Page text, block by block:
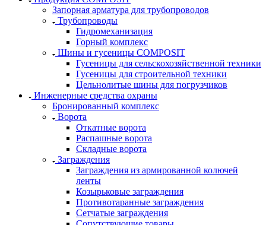
Запорная арматура для трубопроводов
Трубопроводы
Гидромеханизация
Горный комплекс
Шины и гусеницы COMPOSIT
Гусеницы для сельскохозяйственной техники
Гусеницы для строительной техники
Цельнолитые шины для погрузчиков
Инженерные средства охраны
Бронированный комплекс
Ворота
Откатные ворота
Распашные ворота
Складные ворота
Заграждения
Заграждения из армированной колючей
ленты
Козырьковые заграждения
Противотаранные заграждения
Сетчатые заграждения